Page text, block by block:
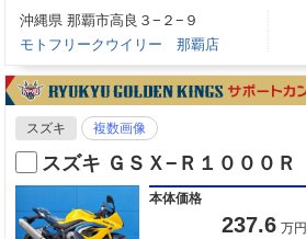
沖縄県 那覇市高良３−２−９
モトフリークウイリー 那覇店
スズキ 複数画像
スズキ ＧＳＸ−Ｒ１０００Ｒ
本体価格
237.6 万円